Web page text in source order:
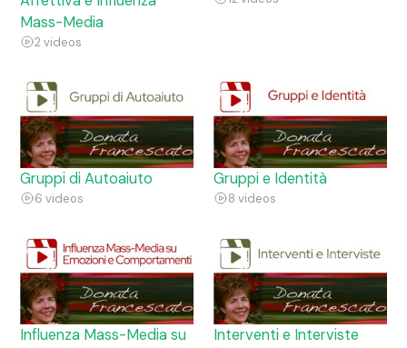
Mass-Media
2 videos
Gruppi di Autoaiuto
6 videos
Gruppi e Identità
8 videos
Influenza Mass-Media su
Interventi e Interviste